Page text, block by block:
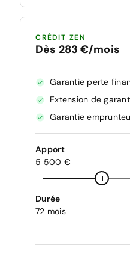
CRÉDIT ZEN
Dès 283 €/mois
Garantie perte
Extension de
Garantie
Apport
5 500 €
Durée
72 mois